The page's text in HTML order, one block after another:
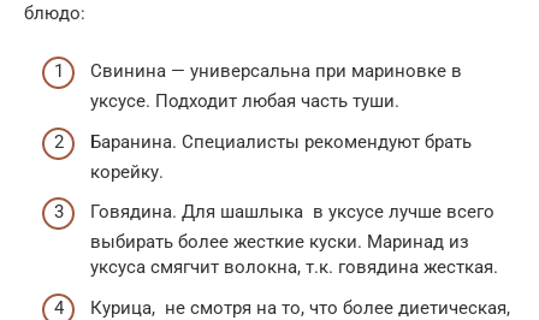
блюдо:
Свинина — универсальна при мариновке в
уксусе. Подходит любая часть туши.
Баранина. Специалисты рекомендуют брать
корейку.
Говядина. Для шашлыка в уксусе лучше всего
выбирать более жесткие куски. Маринад из
уксуса смягчит волокна, т.к. говядина жесткая.
Курица, не смотря на то, что более диетическая,